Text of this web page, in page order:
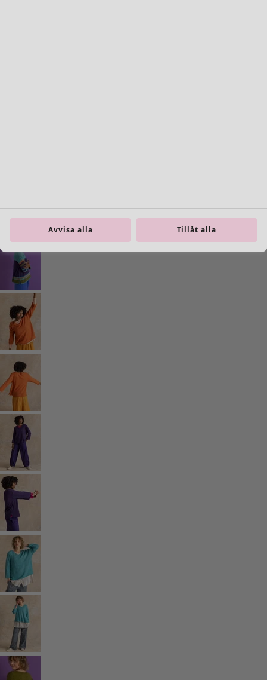
Inredning
Nyheter
All inredning
Gardiner
Kuddar & kuddfodral
Mattor
Frotté
Böcker
Tidigare favoriter
Rum
Badrum
Vardagsrum
Kök & matplats
Shoppa stilen
Klassisk och allmoge inredning
Avvisa alla Tillåt alla